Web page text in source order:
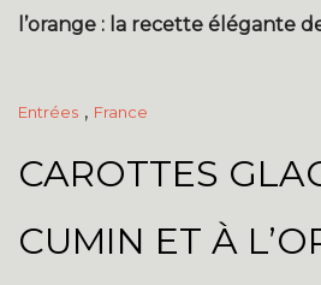
l’orange : la recette élégante
Entrées , France
CAROTTES
CUMIN ET À